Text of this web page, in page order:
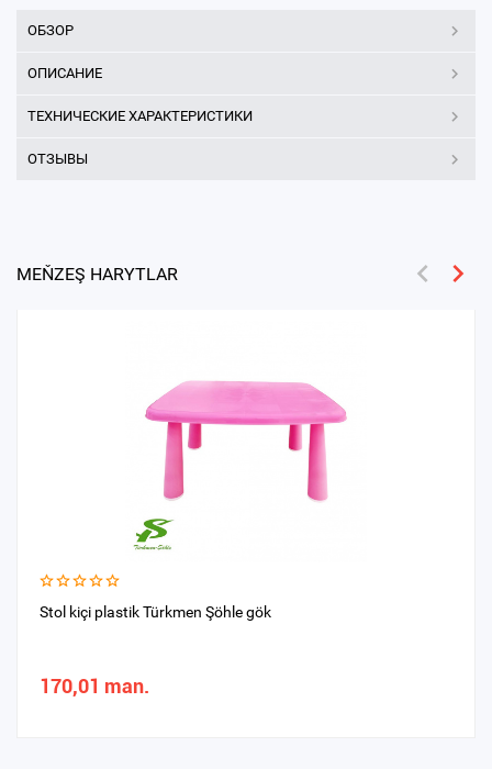
ОБЗОР
ОПИСАНИЕ
ТЕХНИЧЕСКИЕ ХАРАКТЕРИСТИКИ
ОТЗЫВЫ
MEŇZEŞ HARYTLAR
Stol kiçi plastik Türkmen Şöhle gök
170,01 man.